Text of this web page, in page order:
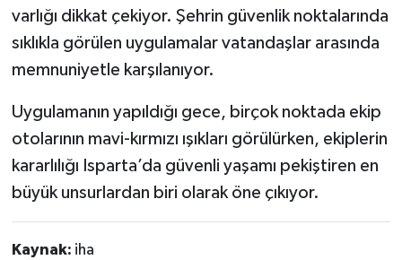
varlığı dikkat çekiyor. Şehrin güvenlik noktalarında
sıklıkla görülen uygulamalar vatandaşlar arasında
memnuniyetle karşılanıyor.
Uygulamanın yapıldığı gece, birçok noktada ekip
otolarının mavi-kırmızı ışıkları görülürken, ekiplerin
kararlılığı Isparta’da güvenli yaşamı pekiştiren en
büyük unsurlardan biri olarak öne çıkıyor.
Kaynak: iha